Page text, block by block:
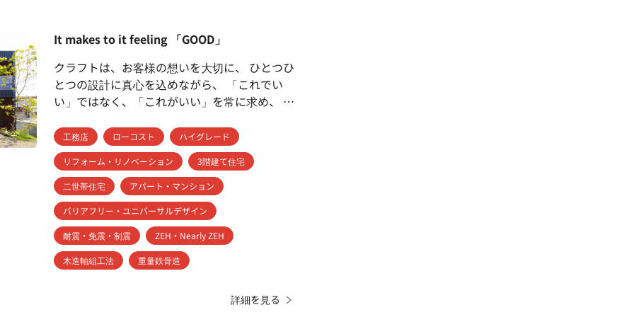
It makes to it feeling 「GOOD」
クラフトは、お客様の想いを大切に、 ひとつひ
とつの設計に真心を込めながら、 「これでい
い」ではなく、「これがいい」を常に求め、 理
の方が初めての家づくり。 専門的なことがどん
どん出てきますが、 小さなコトでも何なりと
「これは何ですか！？」とお尋ね下さい。 お
客様がひとつひとつ納得しながら不安なく進め
られるよう、丁寧にご説明いたします。
工務店 ローコスト ハイグレード
リフォーム・リノベーション 3階建て住宅
二世帯住宅 アパート・マンション
バリアフリー・ユニバーサルデザイン
耐震・免震・制震 ZEH・Nearly ZEH
木造軸組工法 重量鉄骨造
詳細を見る